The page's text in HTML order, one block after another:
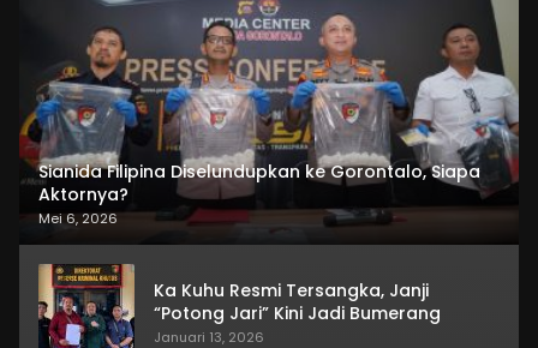
Sianida Filipina Diselundupkan ke Gorontalo, Siapa
Aktornya?
Mei 6, 2026
Ka Kuhu Resmi Tersangka, Janji
“Potong Jari” Kini Jadi Bumerang
Januari 13, 2026